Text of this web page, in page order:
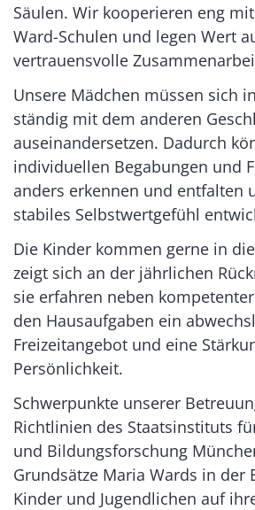
Säulen. Wir kooperieren eng
Ward-Schulen und legen Wert
vertrauensvolle
Unsere Mädchen müssen sich
ständig mit dem anderen
auseinandersetzen. Dadurch
individuellen Begabungen und
anders erkennen und entfalten
stabiles Selbstwertgefühl
Die Kinder kommen gerne in
zeigt sich an der jährlichen
sie erfahren neben
den Hausaufgaben ein
Freizeitangebot und eine
Persönlichkeit.
Schwerpunkte unserer
Richtlinien des Staatsinstituts
und Bildungsforschung
Grundsätze Maria Wards in der
Kinder und Jugendlichen auf